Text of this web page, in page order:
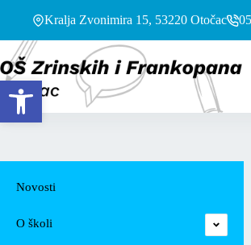
Open toolbar
Kralja Zvonimira 15, 53220 Otočac
Novosti
O školi